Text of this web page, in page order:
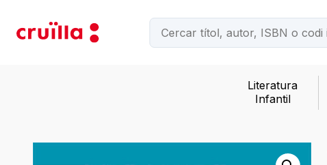
Literatura
Infantil